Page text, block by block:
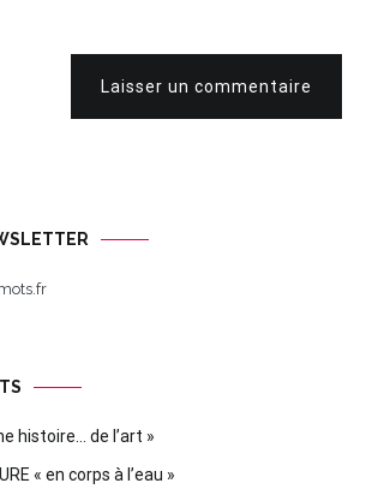
Laisser un commentaire
histoire… de l’art »
« en corps à l’eau »